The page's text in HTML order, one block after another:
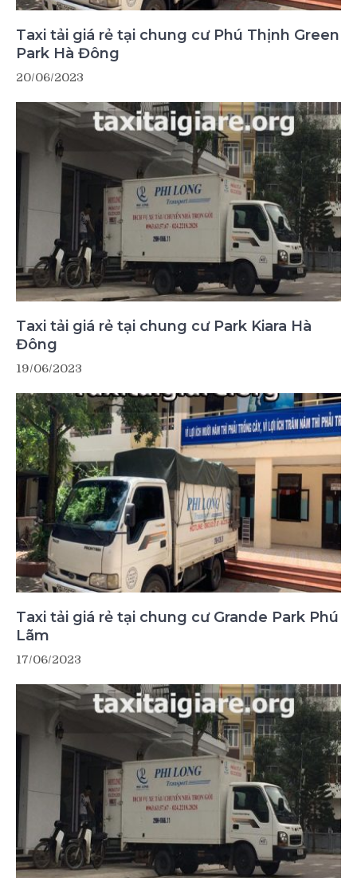
Taxi tải giá rẻ tại chung cư Phú Thịnh Green
Park Hà Đông
20/06/2023
Taxi tải giá rẻ tại chung cư Park Kiara Hà
Đông
19/06/2023
Taxi tải giá rẻ tại chung cư Grande Park Phú
Lãm
17/06/2023